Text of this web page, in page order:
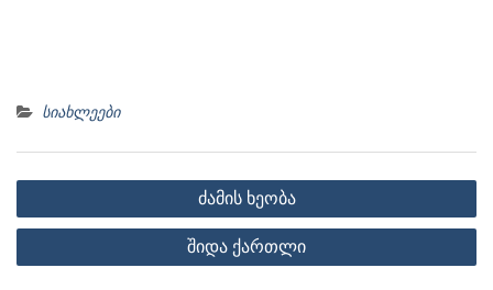
სიახლეები
პოსტის
ნავიგაცია
ძამის ხეობა
შიდა ქართლი